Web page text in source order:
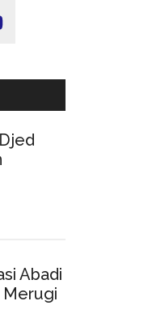
Abadi
Merugi